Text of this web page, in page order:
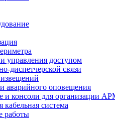
управления доступом
диспетчерской связи
аварийного оповещения
и консоли для организации
кабельная система
работы